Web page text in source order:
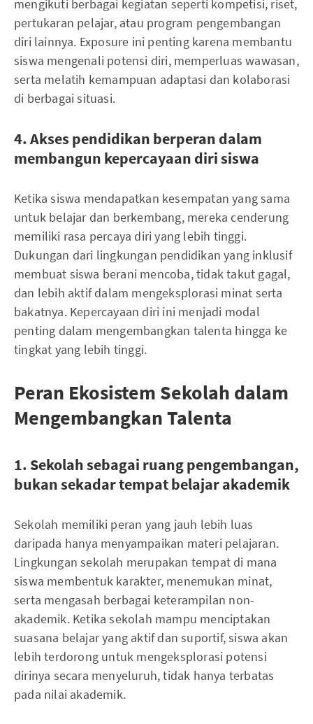
mengikuti berbagai kegiatan seperti kompetisi, riset,
pertukaran pelajar, atau program pengembangan
diri lainnya. Exposure ini penting karena membantu
siswa mengenali potensi diri, memperluas wawasan,
serta melatih kemampuan adaptasi dan kolaborasi
di berbagai situasi.
4. Akses pendidikan berperan dalam
membangun kepercayaan diri siswa
Ketika siswa mendapatkan kesempatan yang sama
untuk belajar dan berkembang, mereka cenderung
memiliki rasa percaya diri yang lebih tinggi.
Dukungan dari lingkungan pendidikan yang inklusif
membuat siswa berani mencoba, tidak takut gagal,
dan lebih aktif dalam mengeksplorasi minat serta
bakatnya. Kepercayaan diri ini menjadi modal
penting dalam mengembangkan talenta hingga ke
tingkat yang lebih tinggi.
Peran Ekosistem Sekolah dalam
Mengembangkan Talenta
1. Sekolah sebagai ruang pengembangan,
bukan sekadar tempat belajar akademik
Sekolah memiliki peran yang jauh lebih luas
daripada hanya menyampaikan materi pelajaran.
Lingkungan sekolah merupakan tempat di mana
siswa membentuk karakter, menemukan minat,
serta mengasah berbagai keterampilan non-
akademik. Ketika sekolah mampu menciptakan
suasana belajar yang aktif dan suportif, siswa akan
lebih terdorong untuk mengeksplorasi potensi
dirinya secara menyeluruh, tidak hanya terbatas
pada nilai akademik.